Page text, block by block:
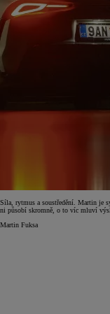
Síla, rytmus a soustředění. Martin je
ni působí skromně, o to víc mluví
Martin Fuksa